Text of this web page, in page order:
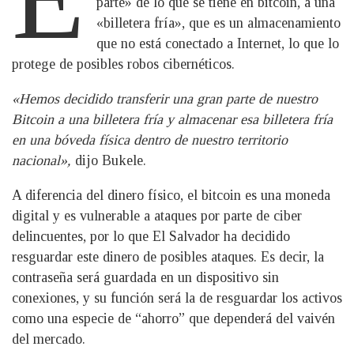
«billetera fría», que es un almacenamiento
que no está conectado a Internet, lo que lo
protege de posibles robos cibernéticos.
«Hemos decidido transferir una gran parte de nuestro
Bitcoin a una billetera fría y almacenar esa billetera fría
en una bóveda física dentro de nuestro territorio
nacional», dijo Bukele.
A diferencia del dinero físico, el bitcoin es una moneda
digital y es vulnerable a ataques por parte de ciber
delincuentes, por lo que El Salvador ha decidido
resguardar este dinero de posibles ataques. Es decir, la
contraseña será guardada en un dispositivo sin
conexiones, y su función será la de resguardar los activos
como una especie de “ahorro” que dependerá del vaivén
del mercado.